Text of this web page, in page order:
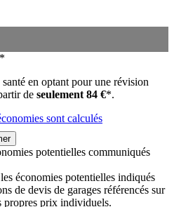
en optant pour une révision
de seulement 84 €*.
sont calculés
potentielles communiqués
économies potentielles indiqués
de devis de garages référencés sur
propres prix individuels.